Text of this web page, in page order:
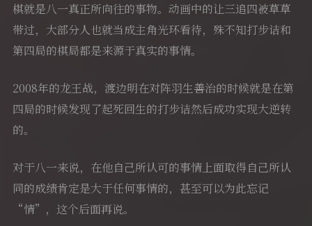
棋就是八一真正所向往的事物。动画中的让三追四被草草
带过，大部分人也就当成主角光环看待，殊不知打步诘和
第四局的棋局都是来源于真实的事情。
2008年的龙王战，渡边明在对阵羽生善治的时候就是在第
四局的时候发现了起死回生的打步诘然后成功实现大逆转
的。
对于八一来说，在他自己所认可的事情上面取得自己所认
同的成绩肯定是大于任何事情的，甚至可以为此忘记
“情”，这个后面再说。